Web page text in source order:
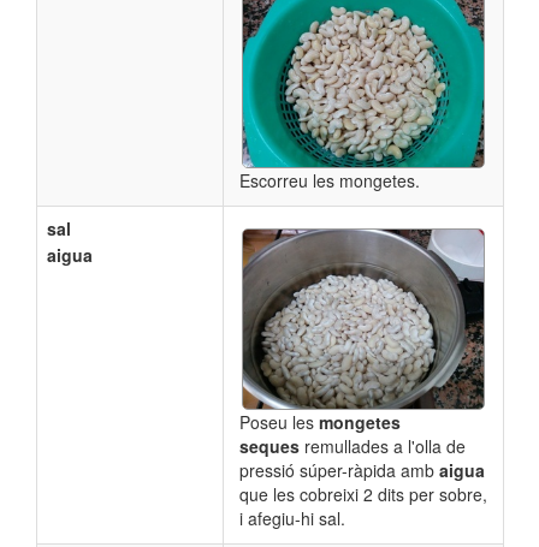
Escorreu les mongetes.
sal
aigua
Poseu les mongetes
seques remullades a l'olla de
pressió súper-ràpida amb aigua
que les cobreixi 2 dits per sobre,
i afegiu-hi sal.